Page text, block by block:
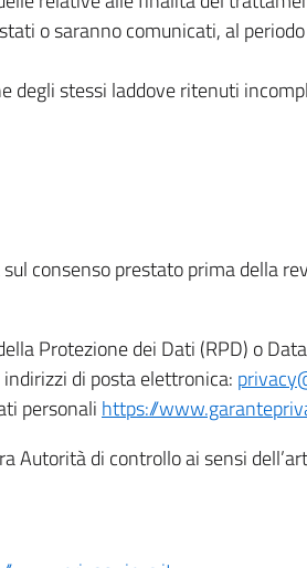
o saranno comunicati, al
degli stessi laddove ritenuti
consenso prestato prima della
Protezione dei Dati (RPD) o Data
di posta elettronica:
personali https://
Autorità di controllo ai sensi